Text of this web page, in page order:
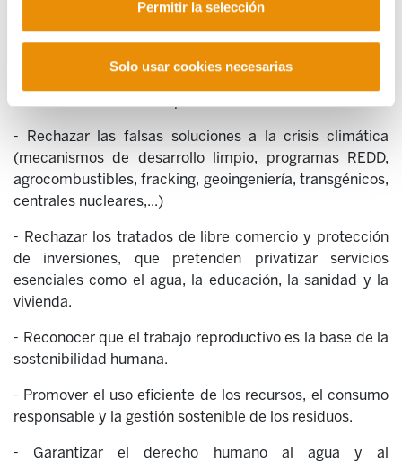
Permitir la selección
Solo usar cookies necesarias
- Promover con políticas públicas efectivas la pequeña
- Rechazar las falsas soluciones a la crisis climática
(mecanismos de desarrollo limpio, programas REDD,
agrocombustibles, fracking, geoingeniería, transgénicos,
centrales nucleares,...)
- Rechazar los tratados de libre comercio y protección
de inversiones, que pretenden privatizar servicios
esenciales como el agua, la educación, la sanidad y la
vivienda.
- Reconocer que el trabajo reproductivo es la base de la
sostenibilidad humana.
- Promover el uso eficiente de los recursos, el consumo
responsable y la gestión sostenible de los residuos.
- Garantizar el derecho humano al agua y al